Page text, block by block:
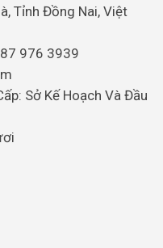
Tỉnh Đồng Nai, Việt
976 3939
Sở Kế Hoạch Và Đầu